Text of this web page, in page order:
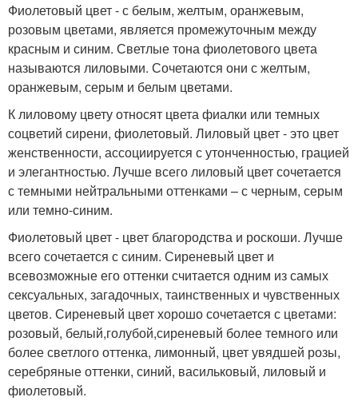
Фиолетовый цвет - с белым, желтым, оранжевым,
розовым цветами, является промежуточным между
красным и синим. Светлые тона фиолетового цвета
называются лиловыми. Сочетаются они с желтым,
оранжевым, серым и белым цветами.
К лиловому цвету относят цвета фиалки или темных
соцветий сирени, фиолетовый. Лиловый цвет - это цвет
женственности, ассоциируется с утонченностью, грацией
и элегантностью. Лучше всего лиловый цвет сочетается
с темными нейтральными оттенками – с черным, серым
или темно-синим.
Фиолетовый цвет - цвет благородства и роскоши. Лучше
всего сочетается с синим. Сиреневый цвет и
всевозможные его оттенки считается одним из самых
сексуальных, загадочных, таинственных и чувственных
цветов. Сиреневый цвет хорошо сочетается с цветами:
розовый, белый,голубой,сиреневый более темного или
более светлого оттенка, лимонный, цвет увядшей розы,
серебряные оттенки, синий, васильковый, лиловый и
фиолетовый.